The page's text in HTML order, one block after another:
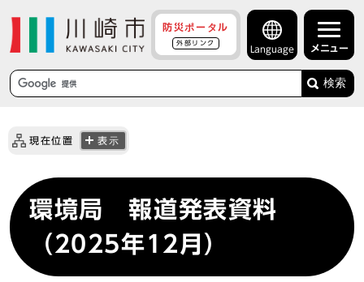
防災ポータル
外部リンク
Language メニュー
検索
現在位置 表示
環境局 報道発表資料
（2025年12月）